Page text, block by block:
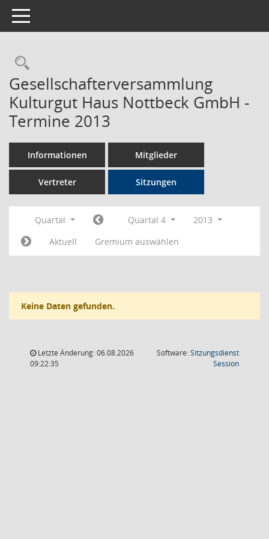
Toggle navigation
Rechercheauswahl
Gesellschafterversammlung
Kulturgut Haus Nottbeck GmbH -
Termine 2013
Informationen Mitglieder
Vertreter Sitzungen
Quartal Quartal 4
2013
Aktuell
Gremium auswählen
Keine Daten gefunden.
Letzte Änderung: 06.08.2026
09:22:35
Software:Sitzungsdienst
Session(Wird in